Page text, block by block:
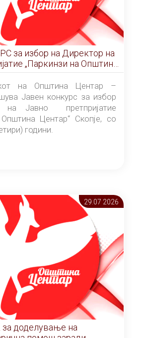
на
Општина
на Општина Центар –
Јавен конкурс за избор
на Јавно претпријатие
Центар“ Скопје, со
години.
29.07 2026